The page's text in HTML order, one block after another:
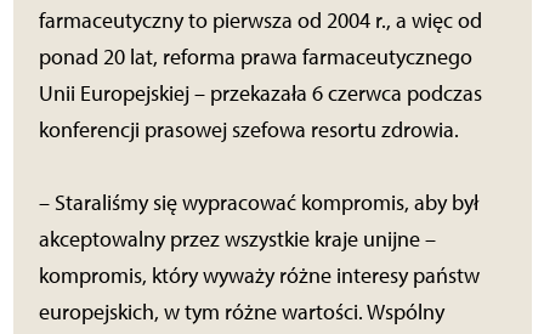
farmaceutyczny to pierwsza od 2004 r., a więc od
ponad 20 lat, reforma prawa farmaceutycznego
Unii Europejskiej – przekazała 6 czerwca podczas
konferencji prasowej szefowa resortu zdrowia.
– Staraliśmy się wypracować kompromis, aby był
akceptowalny przez wszystkie kraje unijne –
kompromis, który wyważy różne interesy państw
europejskich, w tym różne wartości. Wspólny